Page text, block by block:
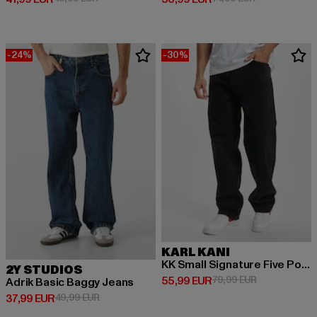
-24%
2Y STUDIOS
Adrik Basic Baggy Jeans
37,99 EUR
Derzeitiger Preis: 37,99 EUR
49,99 EURAktionspreis: 49,99 EUR
-30%
KARL KANI
KK Small Signature Five Pocket Denim Vintage Baggy
55,99 EUR
Derzeitiger Preis: 55,99 EUR
79,99 EURAktionspreis: